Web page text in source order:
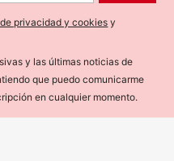
DAZY Camiseta de manga larga co
AÑADIR A LA BOLSA
privacidad y cookies y
y las últimas noticias de
que puedo comunicarme
en cualquier momento.